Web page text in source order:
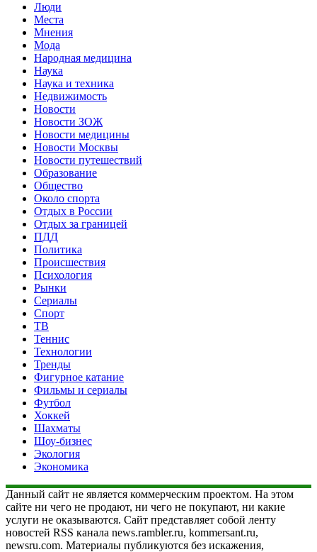
Люди
Места
Мнения
Мода
Народная медицина
Наука
Наука и техника
Недвижимость
Новости
Новости ЗОЖ
Новости медицины
Новости Москвы
Новости путешествий
Образование
Общество
Около спорта
Отдых в России
Отдых за границей
ПДД
Политика
Происшествия
Психология
Рынки
Сериалы
Спорт
ТВ
Теннис
Технологии
Тренды
Фигурное катание
Фильмы и сериалы
Футбол
Хоккей
Шахматы
Шоу-бизнес
Экология
Экономика
Данный сайт не является коммерческим проектом. На этом
сайте ни чего не продают, ни чего не покупают, ни какие
услуги не оказываются. Сайт представляет собой ленту
новостей RSS канала news.rambler.ru, kommersant.ru,
newsru.com. Материалы публикуются без искажения,